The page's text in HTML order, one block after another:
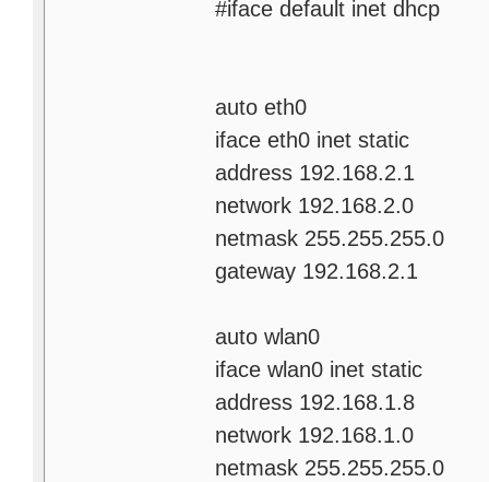
#iface default inet dhcp
auto eth0
iface eth0 inet static
address 192.168.2.1
network 192.168.2.0
netmask 255.255.255.0
gateway 192.168.2.1
auto wlan0
iface wlan0 inet static
address 192.168.1.8
network 192.168.1.0
netmask 255.255.255.0